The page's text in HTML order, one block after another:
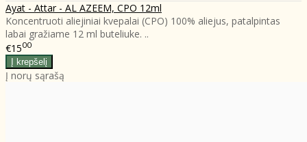
Ayat - Attar - AL AZEEM, CPO 12ml
Koncentruoti aliejiniai kvepalai (CPO) 100% aliejus, patalpintas
labai gražiame 12 ml buteliuke. ..
€1500
Į norų sąrašą